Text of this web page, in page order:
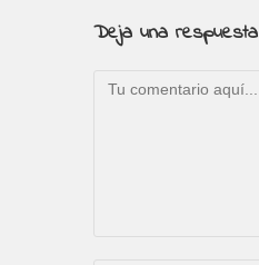
Deja una respuesta
Comentario